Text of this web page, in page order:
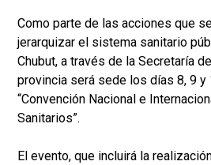
Como parte de las acciones que
jerarquizar el sistema sanitario
Chubut, a través de la Secretaría
provincia será sede los días 8, 9 y
“Convención Nacional e
Sanitarios”.
El evento, que incluirá la